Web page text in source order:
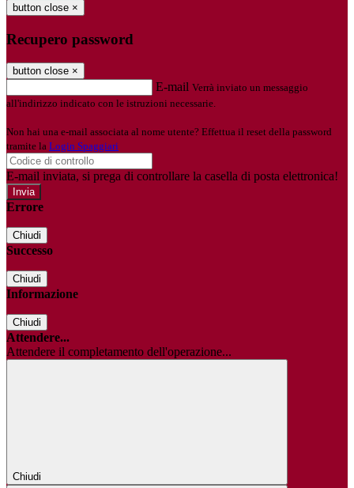
button close ×
Recupero password
button close ×
E-mail Verrà inviato un messaggio
all'indirizzo indicato con le istruzioni necessarie.
Non hai una e-mail associata al nome utente? Effettua il reset della password
tramite la Login Spaggiari
E-mail inviata, si prega di controllare la casella di posta elettronica!
Errore
Chiudi
Successo
Chiudi
Informazione
Chiudi
Attendere...
Attendere il completamento dell'operazione...
Chiudi